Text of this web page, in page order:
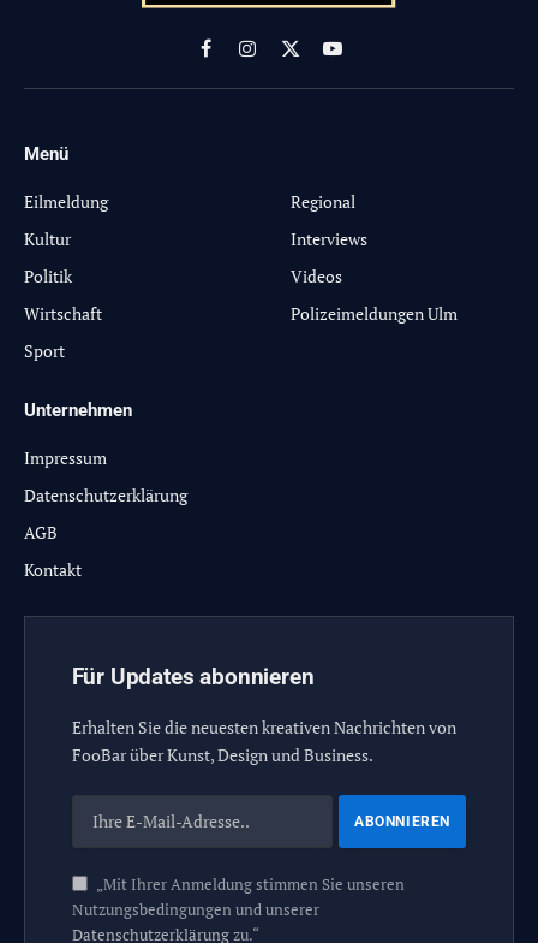
FacebookInstagram
X
(Twitter)
YouTube
Menü
Eilmeldung
Kultur
Politik
Wirtschaft
Sport
Regional
Interviews
Videos
Polizeimeldungen Ulm
Unternehmen
Impressum
Datenschutzerklärung
AGB
Kontakt
Für Updates abonnieren
Erhalten Sie die neuesten kreativen Nachrichten von
FooBar über Kunst, Design und Business.
„Mit Ihrer Anmeldung stimmen Sie unseren
Nutzungsbedingungen und unserer
Datenschutzerklärungzu.“